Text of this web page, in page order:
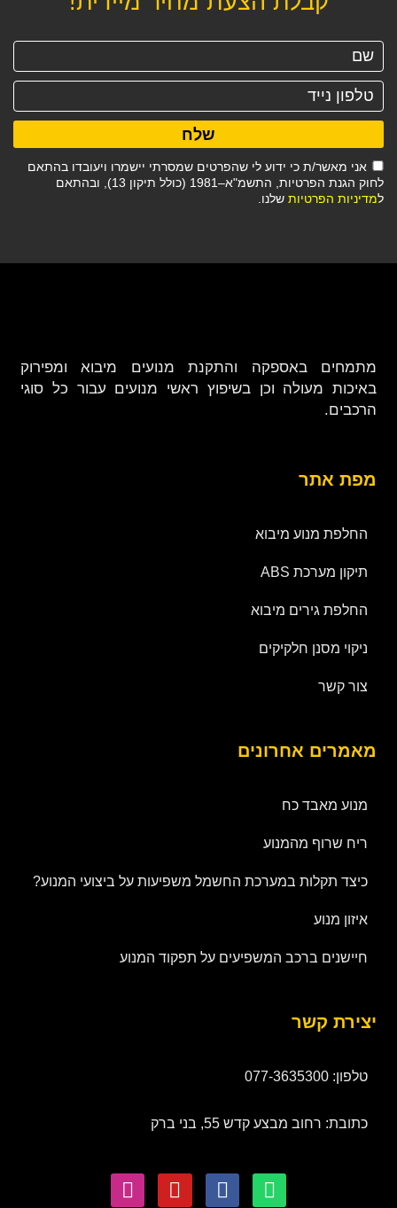
אני מאשר/ת כי ידוע לי שהפרטים שמסרתי יישמרו ויעובדו בהתאם
לחוק הגנת הפרטיות, התשמ"א–1981 (כולל תיקון 13), ובהתאם
למדיניות הפרטיות שלנו.
שלח
מתמחים באספקה והתקנת מנועים מיבוא ומפירוק
באיכות מעולה וכן בשיפוץ ראשי מנועים עבור כל סוגי
הרכבים.
מפת אתר
החלפת מנוע מיבוא
תיקון מערכת ABS
החלפת גירים מיבוא
ניקוי מסנן חלקיקים
צור קשר
מאמרים אחרונים
מנוע מאבד כח
ריח שרוף מהמנוע
כיצד תקלות במערכת החשמל משפיעות על ביצועי המנוע?
איזון מנוע
חיישנים ברכב המשפיעים על תפקוד המנוע
יצירת קשר
טלפון: 077-3635300
כתובת: רחוב מבצע קדש 55, בני ברק